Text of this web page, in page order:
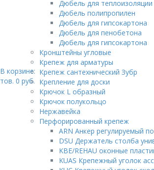
В корзине:
тов. 0 руб.
Дюбель для теплоизоляции
Дюбель полипропилен
Дюбель для гипсокартона
Дюбель для пенобетона
Дюбель для гипсокартона
Кронштейны угловые
Крепеж для арматуры
Крепеж сантехнический Зубр
Крепление для доски
Крючок L образный
Крючок полукольцо
Нержавейка
Перфорированный крепеж
ARN Анкер регулируемый
DSU Держатель столба
KBE/REHAU оконные
KUAS Крепежный уголок